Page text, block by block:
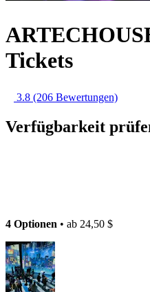
Tickets
3.8 (206 Bewertungen)
Verfügbarkeit
4 Optionen • ab 24,50 $